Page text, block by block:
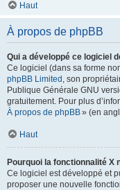
Haut
À propos de phpBB
Qui a développé ce logiciel
Ce logiciel (dans sa forme
phpBB Limited , son
Publique Générale GNU
gratuitement. Pour plus
À propos de phpBB» (en
Haut
Pourquoi la fonctionnalité X
Ce logiciel est développé et
proposer une nouvelle